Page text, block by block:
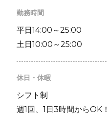
勤務時間
平日14:00～25:00
土日10:00～25:00
休日・休暇
シフト制
週1回、1日3時間からOK！